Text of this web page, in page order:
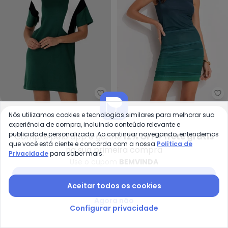
Malwee - Vestido Curto Amplo
Vestido Curto Amplo em
Viscolinho (Verde Militar)
MALWEE
R$ 80,55R$ 179,00
ou2xdeR$ 40,27semjuros
Vestido (Degradê Tie
Dye) em Tule
QUINTESS
A partir deR$ 79,99
ou2xdeR$ 39,99semjuros
-60%
Compre pelo app e ganhe12% OFF + frete grátis
na sua primeira compra
Nós utilizamos cookies e tecnologias similares para melhorar sua
experiência de compra, incluindo conteúdo relevante e
publicidade personalizada. Ao continuar navegando, entendemos
que você está ciente e concorda com a nossa Política de
Privacidadepara saber mais.
Aceitar todos os cookies
Configurar privacidade